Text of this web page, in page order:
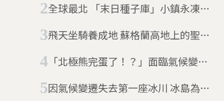
全球最北 「末日種子庫」小鎮永凍土
飛天坐騎養成地 蘇格蘭高地上的聖誕
「北極熊完蛋了！？」面臨氣候變遷
因氣候變遷失去第一座冰川 冰島為它